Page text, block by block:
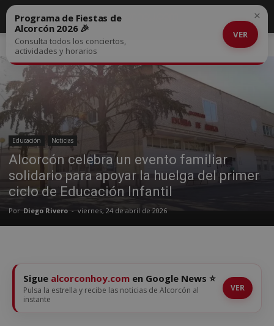
Inicio Educación
Educación Noticias
Alcorcón celebra un evento familiar
solidario para apoyar la huelga del primer
ciclo de Educación Infantil
Por Diego Rivero - viernes, 24 de abril de 2026
Programa de Fiestas de
Alcorcón 2026 🎉
Consulta todos los conciertos,
actividades y horarios
VER
×
Sigue alcorconhoy.com en Google News ⭐
Pulsa la estrella y recibe las noticias de Alcorcón al
instante
VER